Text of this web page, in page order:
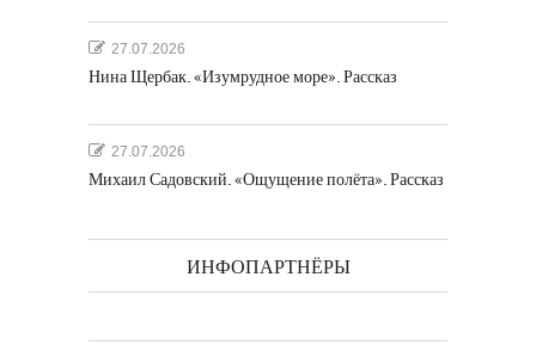
27.07.2026
Нина Щербак. «Изумрудное море». Рассказ
27.07.2026
Михаил Садовский. «Ощущение полёта». Рассказ
ИНФОПАРТНЁРЫ